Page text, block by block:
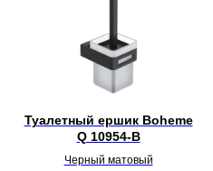
Туалетный ершик Boheme
Q 10954-B
Черный матовый